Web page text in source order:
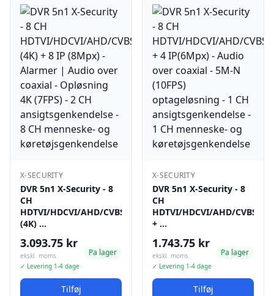
X-SECURITY
DVR 5n1 X-Security - 8
CH
HDTVI/HDCVI/AHD/CVBS
(4K) …
3.093.75 kr
ekskl. moms
✓ Levering 1-4 dage
Pa lager
Tilføj
X-SECURITY
DVR 5n1 X-Security - 8
CH
HDTVI/HDCVI/AHD/
+ …
1.743.75 kr
ekskl. moms
✓ Levering 1-4 dage
Pa lager
Tilføj